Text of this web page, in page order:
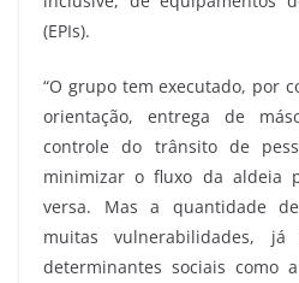
(EPIs).
“O grupo tem executado, por
orientação, entrega de
controle do trânsito de
minimizar o fluxo da aldeia
versa. Mas a quantidade
muitas vulnerabilidades,
determinantes sociais como